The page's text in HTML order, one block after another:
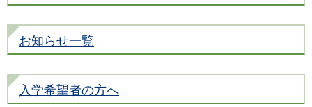
お知らせ一覧
入学希望者の方へ